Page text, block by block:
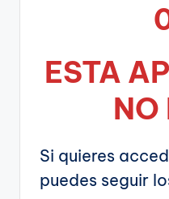
ESTA
NO
Si quieres
puedes seguir